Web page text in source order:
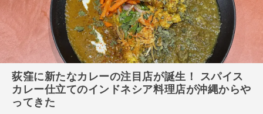
荻窪に新たなカレーの注目店が誕生！ スパイス
カレー仕立てのインドネシア料理店が沖縄からや
ってきた